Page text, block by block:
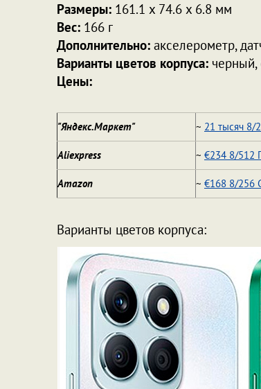
Размеры: 161.1 x 74.6 x 6.8 мм
Вес: 166 г
Дополнительно: акселерометр,
Варианты цветов корпуса: черный,
Цены:
"Яндекс.Маркет" ~ 21 тысяч 8/
Aliexpress ~ €234 8/512
Amazon ~ €168 8/256
Варианты цветов корпуса: